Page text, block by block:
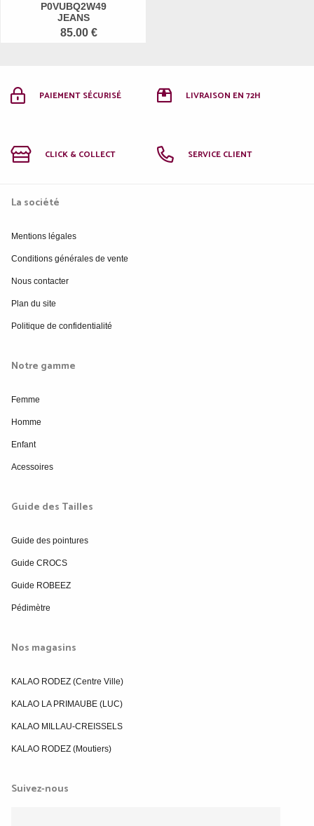
P0VUBQ2W49
JEANS
85.00 €
PAIEMENT SÉCURISÉ LIVRAISON EN 72H
CLICK & COLLECT SERVICE CLIENT
La société
Mentions légales
Conditions générales de vente
Nous contacter
Plan du site
Politique de confidentialité
Notre gamme
Femme
Homme
Enfant
Acessoires
Guide des Tailles
Guide des pointures
Guide CROCS
Guide ROBEEZ
Pédimètre
Nos magasins
KALAO RODEZ (Centre Ville)
KALAO LA PRIMAUBE (LUC)
KALAO MILLAU-CREISSELS
KALAO RODEZ (Moutiers)
Suivez-nous